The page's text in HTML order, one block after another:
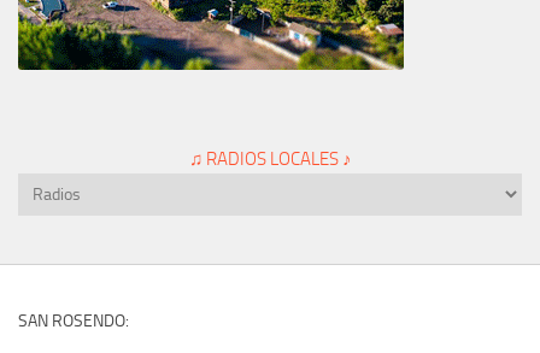
♫ RADIOS LOCALES ♪
SAN ROSENDO: